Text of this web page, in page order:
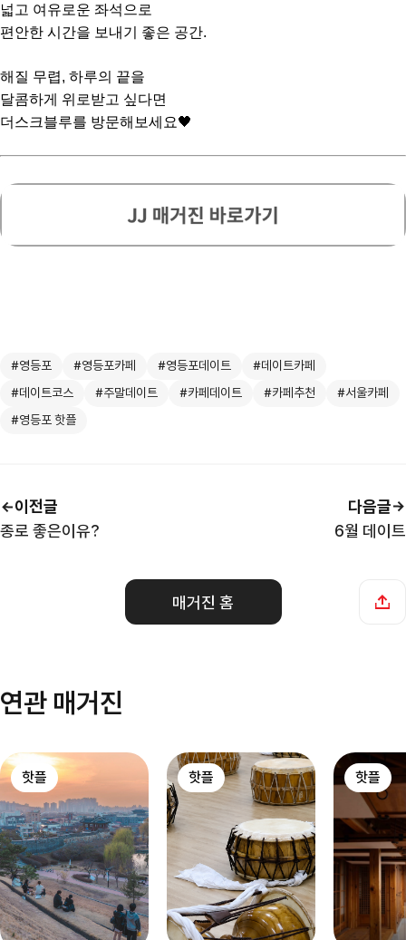
넓고 여유로운 좌석으로
편안한 시간을 보내기 좋은 공간.
해질 무렵, 하루의 끝을
달콤하게 위로받고 싶다면
더스크블루를 방문해보세요🖤
#영등포 #영등포카페 #영등포데이트
#데이트카페
#데이트코스
#주말데이트 #카페데이트 #카페추천
#서울카페
#영등포 핫플
이전글
종로 좋은이유?
6월 데이트
다음글
매거진 홈
연관 매거진
핫플 핫플 핫플